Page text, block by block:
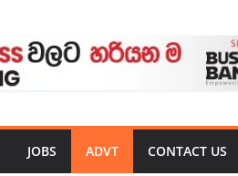
JOBS ADVT CONTACT US